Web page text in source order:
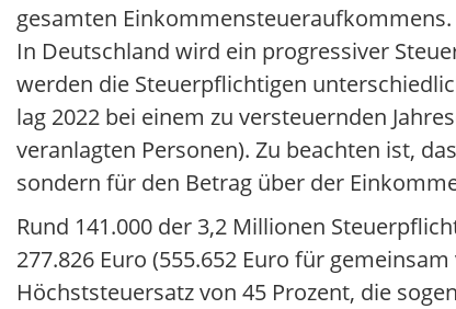
gesamten
In Deutschland wird ein progressiver
werden die Steuerpflichtigen
lag 2022 bei einem zu versteuernden
veranlagten Personen). Zu beachten ist,
sondern für den Betrag über der
Rund 141.000 der 3,2 Millionen
277.826 Euro (555.652 Euro für
Höchststeuersatz von 45 Prozent, die